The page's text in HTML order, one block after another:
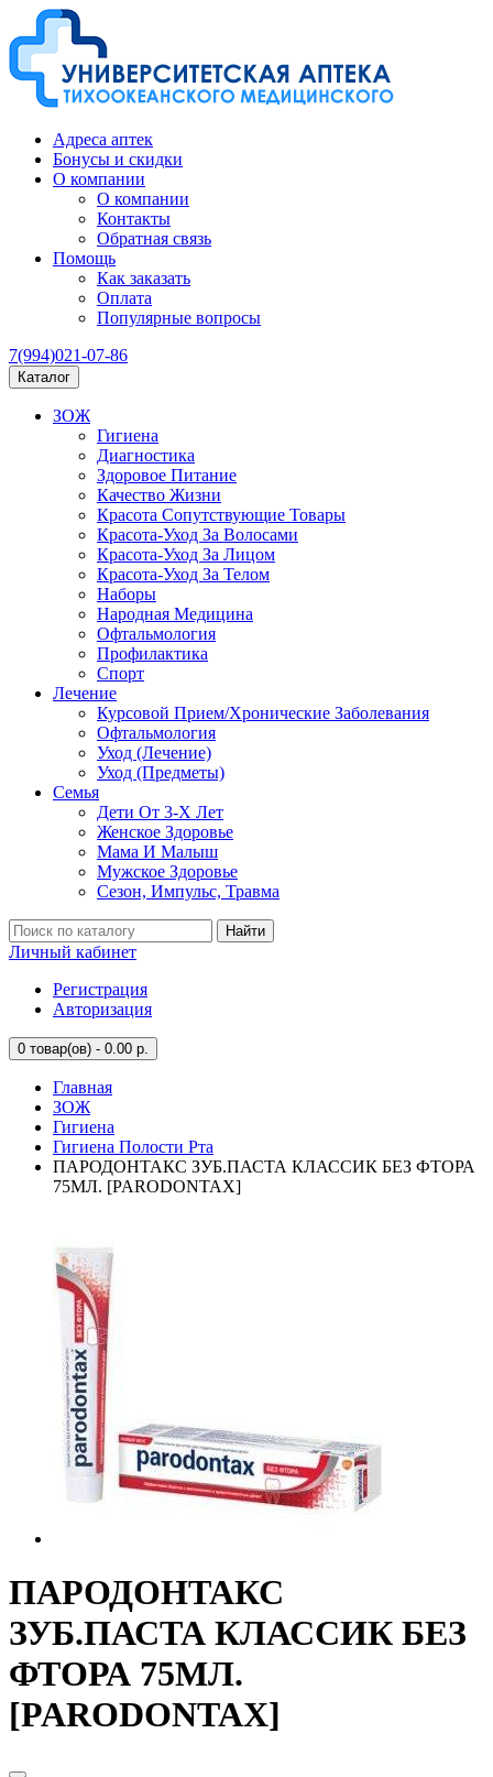
Адреса аптек
Бонусы и скидки
О компании
О компании
Контакты
Обратная связь
Помощь
Как заказать
Оплата
Популярные вопросы
7(994)021-07-86
Каталог
ЗОЖ
Гигиена
Диагностика
Здоровое Питание
Качество Жизни
Красота Сопутствующие Товары
Красота-Уход За Волосами
Красота-Уход За Лицом
Красота-Уход За Телом
Наборы
Народная Медицина
Офтальмология
Профилактика
Спорт
Лечение
Курсовой Прием/Хронические Заболевания
Офтальмология
Уход (Лечение)
Уход (Предметы)
Семья
Дети От 3-Х Лет
Женское Здоровье
Мама И Малыш
Мужское Здоровье
Сезон, Импульс, Травма
Найти
Личный кабинет
Регистрация
Авторизация
0 товар(ов) - 0.00 р.
Главная
ЗОЖ
Гигиена
Гигиена Полости Рта
ПАРОДОНТАКС ЗУБ.ПАСТА КЛАССИК БЕЗ ФТОРА
75МЛ. [PARODONTAX]
ПАРОДОНТАКС
ЗУБ.ПАСТА КЛАССИК БЕЗ
ФТОРА 75МЛ.
[PARODONTAX]